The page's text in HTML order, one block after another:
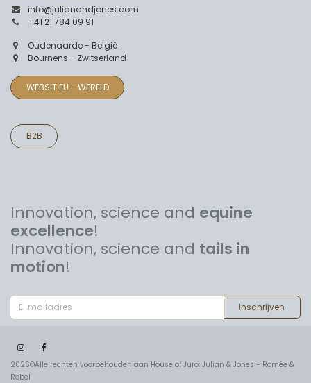
info@julianandjones.com
+41 21 784 09 91
Oudenaarde - België
Bournens - Zwitserland
WEBSIT EU - WERELD
B2B
Innovation, science and equine
excellence!
Innovation, science and tails in
motion!
Inschrijven
2026©Alle rechten voorbehouden aan House of Juro: Julian & Jones - Romée &
Rebel